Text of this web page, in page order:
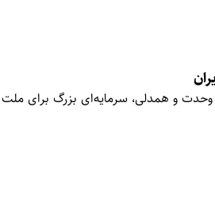
و همدلی، سرمایه‌ای بزرگ برای